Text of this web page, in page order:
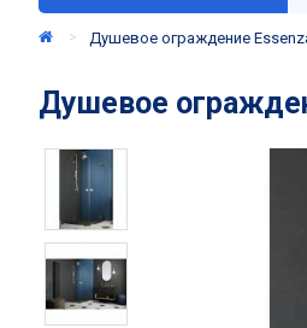
Душевое ограждение
Душевое